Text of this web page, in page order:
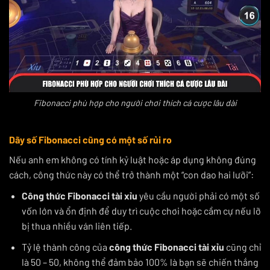
Fibonacci phù hợp cho người chơi thích cá cược lâu dài
Dãy số Fibonacci cũng có một số rủi ro
Nếu anh em không có tính kỷ luật hoặc áp dụng không đúng
cách, công thức này có thể trở thành một “con dao hai lưỡi”:
Công thức Fibonacci tài xỉu yêu cầu người phải có một số
vốn lớn và ổn định để duy trì cuộc chơi hoặc cầm cự nếu lỡ
bị thua nhiều ván liên tiếp.
Tỷ lệ thành công của công thức Fibonacci tài xỉu cũng chỉ
là 50 – 50, không thể đảm bảo 100% là bạn sẽ chiến thắng